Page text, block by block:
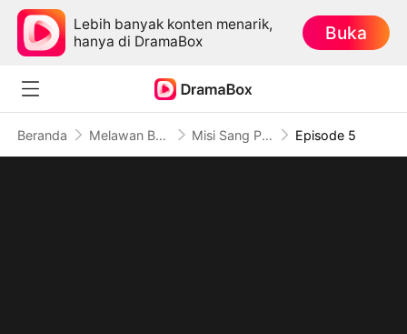
Lebih banyak konten menarik,
hanya di DramaBox
Buka
Beranda Melawan Balik Misi Sang Penjagal Tak Terlawan Episode 5